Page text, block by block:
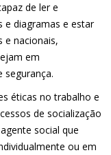
de ler e
e diagramas e estar
e nacionais,
em
éticas no trabalho e
de socialização
social que
ou em